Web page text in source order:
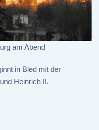
am Abend
in Bled mit der
Heinrich II.